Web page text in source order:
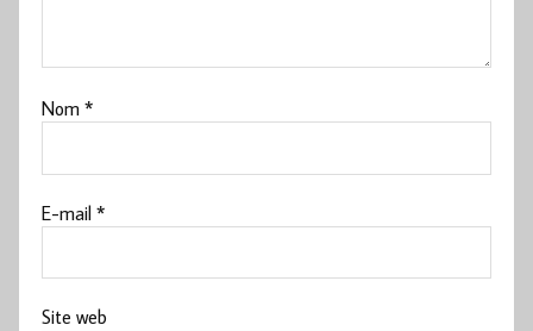
Nom*
E-mail*
Site web